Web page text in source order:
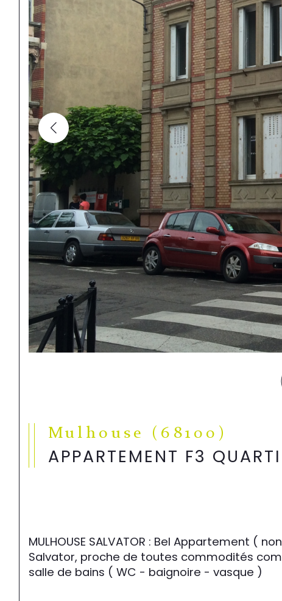
Mulhouse (68100)
APPARTEMENT F3
MULHOUSE SALVATOR : Bel Appartement
Salvator, proche de toutes commodités
salle de bains ( WC - baignoire - vasque )